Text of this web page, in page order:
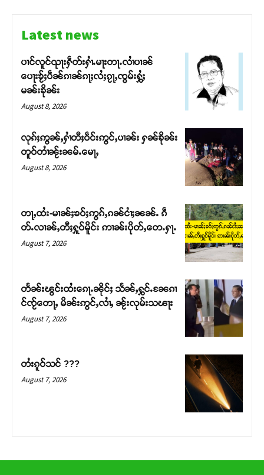
တႃႇႁႂ်ႈသဵင်ၵၢင်ၸႂ်ၵူၼ်းမိူင်း ၵူႈတီႈၵူႈလႅၼ်ပေႃးတေၸွ
တ်ႇ တူဝ်ႈလုမ်ႈၾႃႉၼၼ်ႉ ၶဝ်ႈႁူမ်ႈၵမ်ႉထႅမ် ၸုမ်းၶၢ
ဝ်ႇၽူႈတွႆႇႁွၵ်ႈ လႆႈယူႇၶႃႈဢေႃႈ။
Latest news
ပၢင်လူင်ၺႃးႁဵတ်းႁၢႆႉမႃးတႃႉလၢႆပၢၼ် ​​
ပေႃးၶႂ်ႈပဵၼ်ၵၢၼ်ၵႃႈလႆႈၵႂႃႇၸွမ်းႁွႆႈ
မၼ်းၶိုၼ်း
August 8, 2026
လုၵ်ႈဢွၼ်ႇႁၢႆတီႈဝဵင်းဢွင်ႇပၢၼ်း ႁၼ်ၶိုၼ်း
တူဝ်တၢႆၼႂ်းၼမ်ႉမေႃႇ
August 8, 2026
တႃႇထႆး-မၢၼ်ႈၶဝ်ႈဢွၵ်ႇၵၼ်ငၢႆႈၼၼ်ႉ ၵဵ
တ်ႉလၢၼ်ႇတီႈႁူဝ်မိူင်း ဢၢၼ်းပိုတ်ႇတေႉႁႃႉ
August 7, 2026
တႅၼ်းၽွင်းထႆးၵေႃႉၼိုင်ႈ သႅၼ်ႇႁွင်ႉၼႄၵၢ
င်ၸႂ်တေႃႇ မိၼ်းဢွင်ႇလၢႆႇ ၼႂ်းလုမ်းသၽႃး
August 7, 2026
တႆးၵူဝ်သင် ???
August 7, 2026